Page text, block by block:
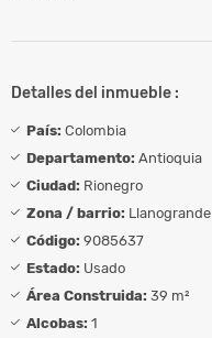
Detalles del inmueble :
País: Colombia
Departamento: Antioquia
Ciudad: Rionegro
Zona / barrio: Llanogrande
Código: 9085637
Estado: Usado
Área Construida: 39 m²
Alcobas: 1